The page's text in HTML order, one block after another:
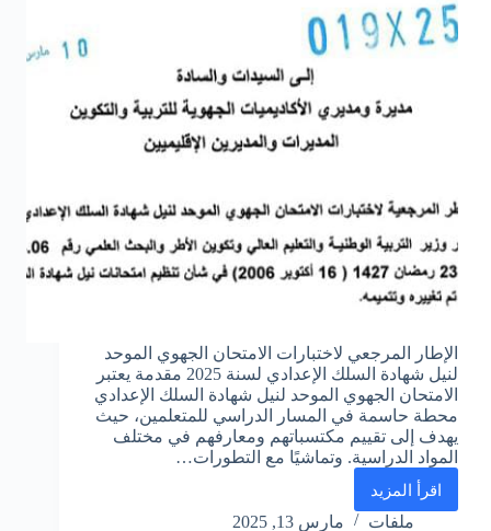
الإطار المرجعي لاختبارات الامتحان الجهوي الموحد
لنيل شهادة السلك الإعدادي لسنة 2025 مقدمة يعتبر
الامتحان الجهوي الموحد لنيل شهادة السلك الإعدادي
محطة حاسمة في المسار الدراسي للمتعلمين، حيث
يهدف إلى تقييم مكتسباتهم ومعارفهم في مختلف
المواد الدراسية. وتماشيًا مع التطورات…
اقرأ المزيد
الأطر
المرجعية
ملفات مارس 13, 2025